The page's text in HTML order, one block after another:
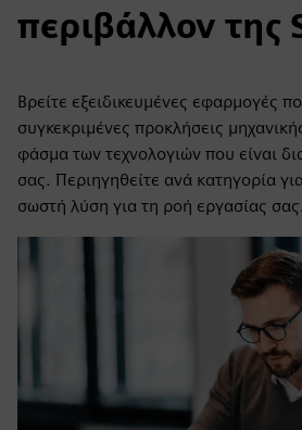
περιβάλλον της
Βρείτε εξειδικευμένες εφαρμογές
συγκεκριμένες προκλήσεις
φάσμα των τεχνολογιών που είναι
σας. Περιηγηθείτε ανά κατηγορία
σωστή λύση για τη ροή εργασίας σας.